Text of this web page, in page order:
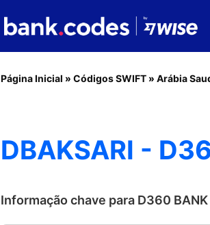
Página Inicial » Códigos SWIFT » Arábia
DBAKSARI -
Informação chave para D360 BANK